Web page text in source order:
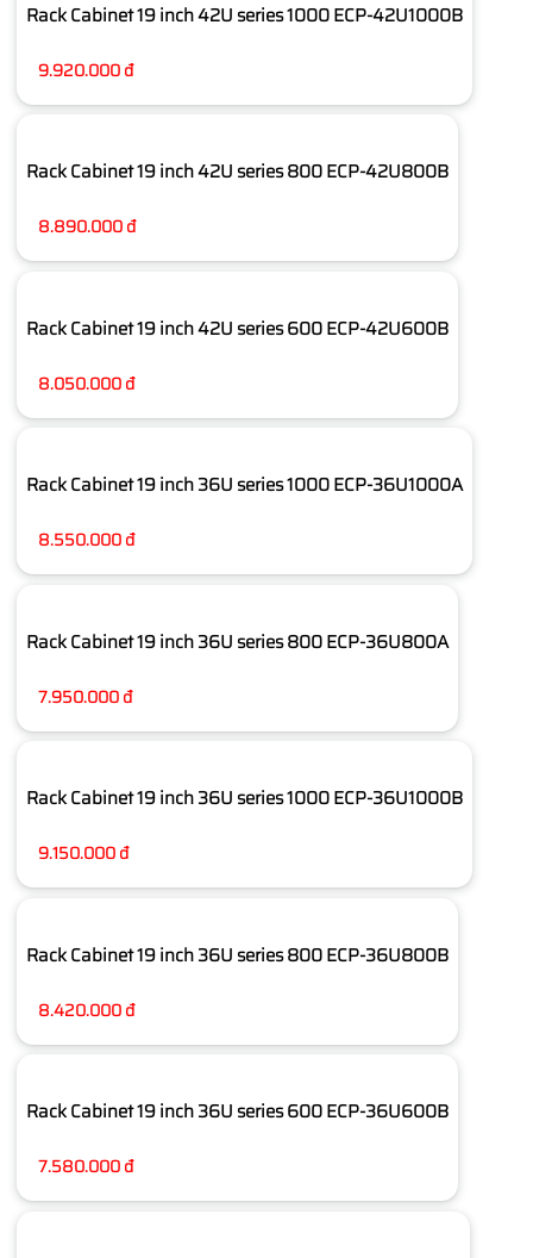
Rack Cabinet 19 inch 42U series 1000 ECP-42U1000B
9.920.000 đ
Rack Cabinet 19 inch 42U series 800 ECP-42U800B
8.890.000 đ
Rack Cabinet 19 inch 42U series 600 ECP-42U600B
8.050.000 đ
Rack Cabinet 19 inch 36U series 1000 ECP-36U1000A
8.550.000 đ
Rack Cabinet 19 inch 36U series 800 ECP-36U800A
7.950.000 đ
Rack Cabinet 19 inch 36U series 1000 ECP-36U1000B
9.150.000 đ
Rack Cabinet 19 inch 36U series 800 ECP-36U800B
8.420.000 đ
Rack Cabinet 19 inch 36U series 600 ECP-36U600B
7.580.000 đ